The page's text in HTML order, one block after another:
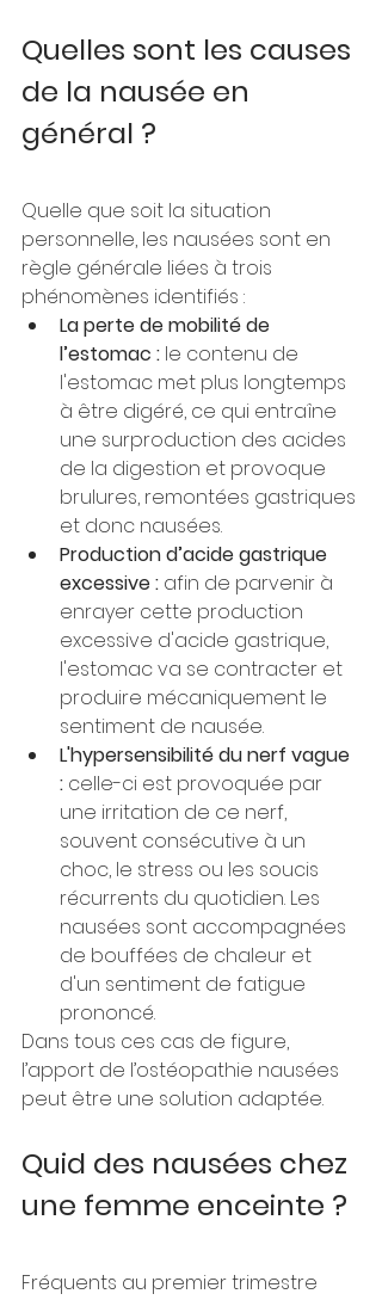
Quelles sont les causes
de la nausée en
général ?
Quelle que soit la situation
personnelle, les nausées sont en
règle générale liées à trois
phénomènes identifiés :
La perte de mobilité de
l’estomac : le contenu de
l'estomac met plus longtemps
à être digéré, ce qui entraîne
une surproduction des acides
de la digestion et provoque
brulures, remontées gastriques
et donc nausées.
Production d’acide gastrique
excessive : afin de parvenir à
enrayer cette production
excessive d'acide gastrique,
l'estomac va se contracter et
produire mécaniquement le
sentiment de nausée.
L'hypersensibilité du nerf vague
: celle-ci est provoquée par
une irritation de ce nerf,
souvent consécutive à un
choc, le stress ou les soucis
récurrents du quotidien. Les
nausées sont accompagnées
de bouffées de chaleur et
d'un sentiment de fatigue
prononcé.
Dans tous ces cas de figure,
l’apport de l’ostéopathie nausées
peut être une solution adaptée.
Quid des nausées chez
une femme enceinte ?
Fréquents au premier trimestre